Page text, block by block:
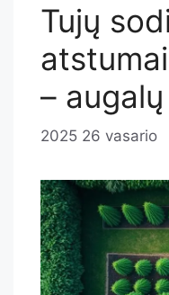
Tujų
–
2025 26 vasario